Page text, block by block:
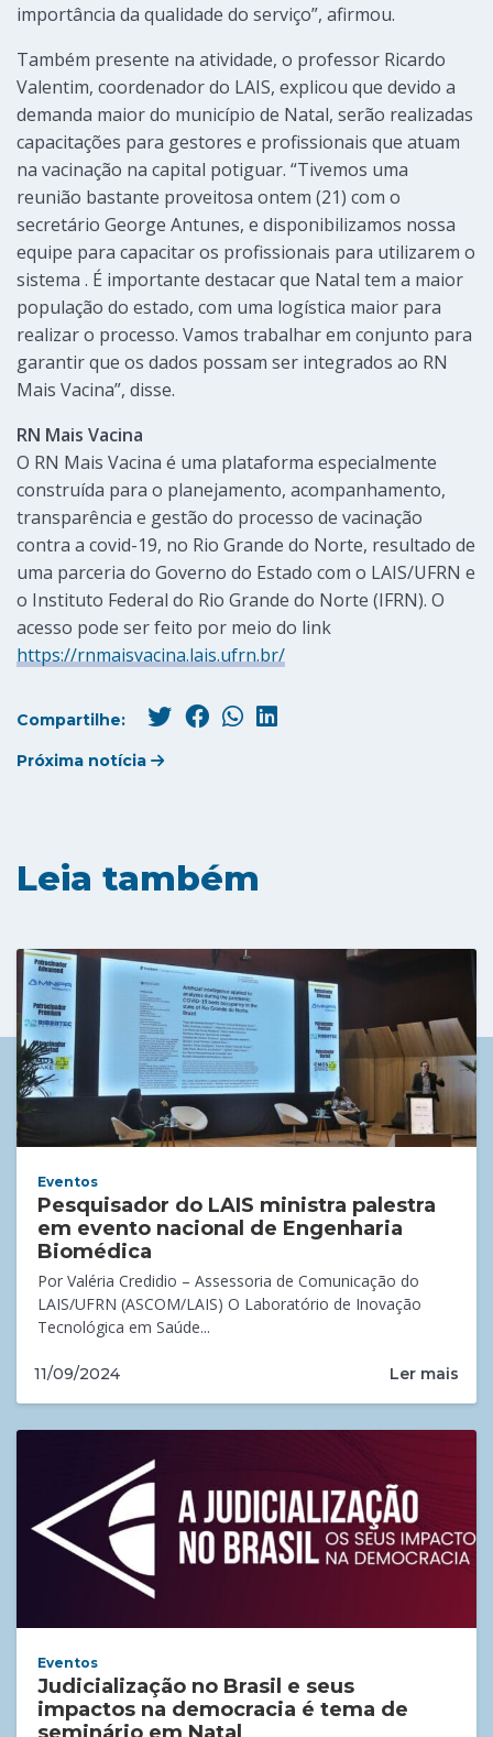
importância da qualidade do serviço”, afirmou.
Também presente na atividade, o professor Ricardo
Valentim, coordenador do LAIS, explicou que devido a
demanda maior do município de Natal, serão realizadas
capacitações para gestores e profissionais que atuam
na vacinação na capital potiguar. “Tivemos uma
reunião bastante proveitosa ontem (21) com o
secretário George Antunes, e disponibilizamos nossa
equipe para capacitar os profissionais para utilizarem o
sistema . É importante destacar que Natal tem a maior
população do estado, com uma logística maior para
realizar o processo. Vamos trabalhar em conjunto para
garantir que os dados possam ser integrados ao RN
Mais Vacina”, disse.
RN Mais Vacina
O RN Mais Vacina é uma plataforma especialmente
construída para o planejamento, acompanhamento,
transparência e gestão do processo de vacinação
contra a covid-19, no Rio Grande do Norte, resultado de
uma parceria do Governo do Estado com o LAIS/UFRN e
o Instituto Federal do Rio Grande do Norte (IFRN). O
acesso pode ser feito por meio do link
https://rnmaisvacina.lais.ufrn.br/
Compartilhe:
Próxima notícia
Leia também
Eventos
Pesquisador do LAIS ministra palestra
em evento nacional de Engenharia
Biomédica
Por Valéria Credidio – Assessoria de Comunicação do
LAIS/UFRN (ASCOM/LAIS) O Laboratório de Inovação
Tecnológica em Saúde...
11/09/2024 Ler mais
Eventos
Judicialização no Brasil e seus
impactos na democracia é tema de